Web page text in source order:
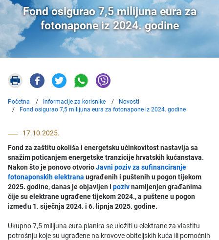
Fond osigurao 7,5 milijuna eura za
fotonapone iz 2024. godine
Početna Informacije za korisnike
Novosti
Fond osigurao 7,5 milijuna eura za fotonapone iz 2024. godine
17.10.2025.
Fond za zaštitu okoliša i energetsku učinkovitost nastavlja sa
snažim poticanjem energetske tranzicije hrvatskih kućanstava.
Nakon što je ponovo otvorioJavni poziv za sufinanciranje
fotonaponskih elektrana ugrađenih i puštenih u pogon tijekom
2025. godine, danas je objavljen i pozivnamijenjen građanima
čije su elektrane ugrađene tijekom 2024., a puštene u pogon
između 1. siječnja 2024. i 6. lipnja 2025. godine.
Ukupno 7,5 milijuna eura planira se uložiti u elektrane za vlastitu
potrošnju koje su ugrađene na krovove obiteljskih kuća ili pomoćnih